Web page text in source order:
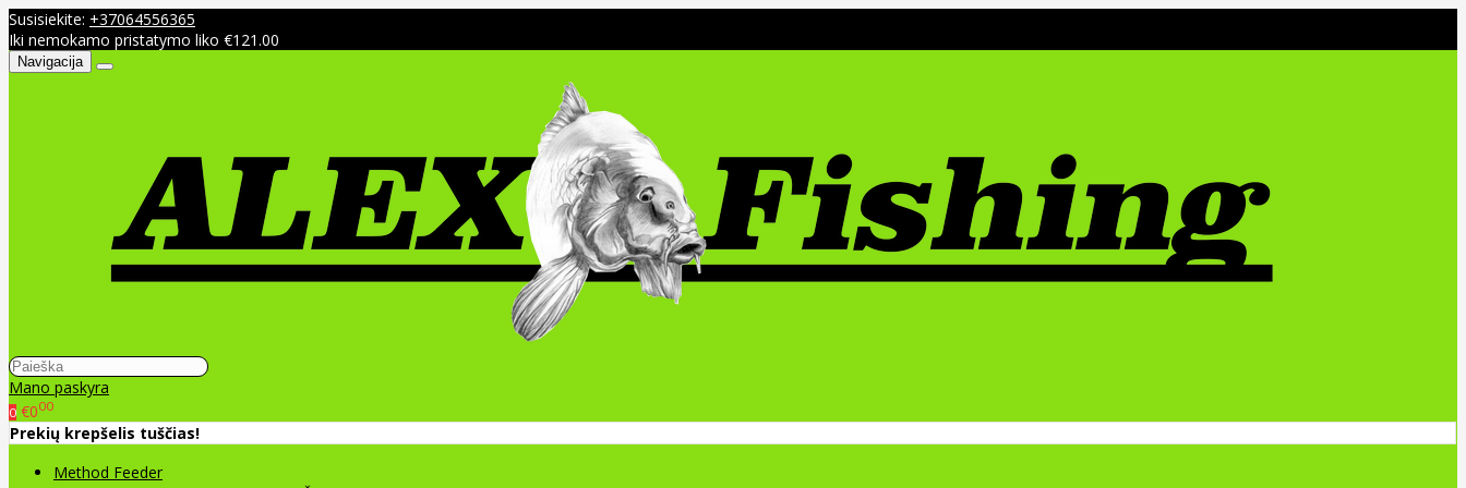
Susisiekite: +37064556365
Iki nemokamo pristatymo liko €121.00
Navigacija
Mano paskyra
0 €000
Prekių krepšelis tuščias!
Method Feeder